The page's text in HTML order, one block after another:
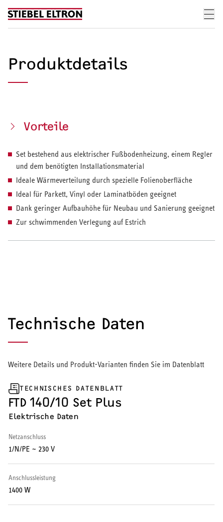
Nachtspeicherheizung
WARMWASSER
Durchlauferhitzer
Warmwasserspeicher
Warmwasser-Wärmepumpe
Produktdetails
Vorteile
Set bestehend aus elektrischer Fußbodenheizung, einem Regler
und dem benötigten Installationsmaterial
Ideale Wärmeverteilung durch spezielle Folienoberfläche
Ideal für Parkett, Vinyl oder Laminatböden geeignet
Dank geringer Aufbauhöhe für Neubau und Sanierung geeignet
Zur schwimmenden Verlegung auf Estrich
Technische Daten
Weitere Details und Produkt-Varianten finden Sie im Datenblatt
TECHNISCHES DATENBLATT
FTD 140/10 Set Plus
Elektrische Daten
Netzanschluss
1/N/PE ~ 230 V
Anschlussleistung
1400 W